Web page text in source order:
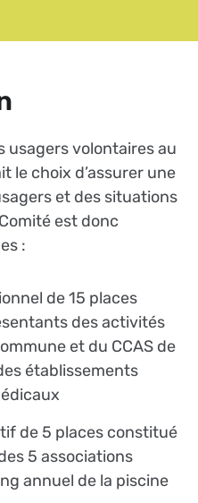
usagers volontaires au
le choix d’assurer une
et des situations
est donc
:
de 15 places
des activités
et du CCAS de
établissements
de 5 places constitué
5 associations
annuel de la piscine